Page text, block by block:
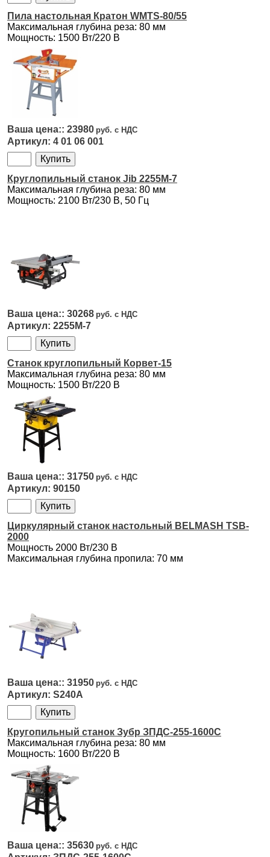
Пила настольная Кратон WMTS-80/55
Максимальная глубина реза: 80 мм
Мощность: 1500 Вт/220 В
23980
4 01 06 001
Круглопильный станок Jib 2255M-7
Максимальная глубина реза: 80 мм
Мощность: 2100 Вт/230 В, 50 Гц
30268
2255M-7
Станок круглопильный Корвет-15
Максимальная глубина реза: 80 мм
Мощность: 1500 Вт/220 В
31750
90150
Циркулярный станок настольный BELMASH TSB-
2000
Мощность 2000 Вт/230 В
Максимальная глубина пропила: 70 мм
31950
S240A
Кругопильный станок Зубр ЗПДС-255-1600С
Максимальная глубина реза: 80 мм
Мощность: 1600 Вт/220 В
35630